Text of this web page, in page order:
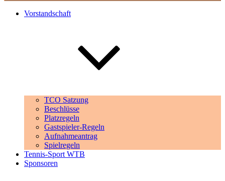
Vorstandschaft
TCO Satzung
Beschlüsse
Platzregeln
Gastspieler-Regeln
Aufnahmeantrag
Spielregeln
Tennis-Sport WTB
Sponsoren